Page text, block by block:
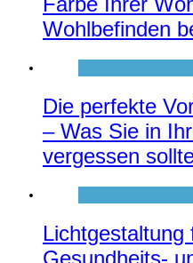
Wohlbefinden
Die perfekte
– Was Sie in
vergessen
Lichtgestaltung
Gesundheits-